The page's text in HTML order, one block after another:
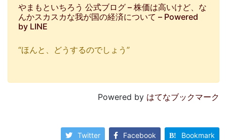
やまもといちろう 公式ブログ – 株価は高いけど、な
んかスカスカな我が国の経済について – Powered
by LINE
“ほんと、どうするのでしょう”
Powered by はてなブックマーク
Twitter Facebook Bookmark